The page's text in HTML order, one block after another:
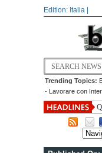
Edition: Italia |
Trending Topics:
- Lavorare con